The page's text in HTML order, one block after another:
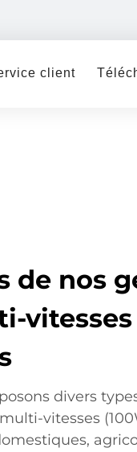
client
de nos
divers
vitesses